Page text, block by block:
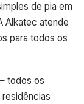
de pia em
Alkatec atende
para todos os
todos os